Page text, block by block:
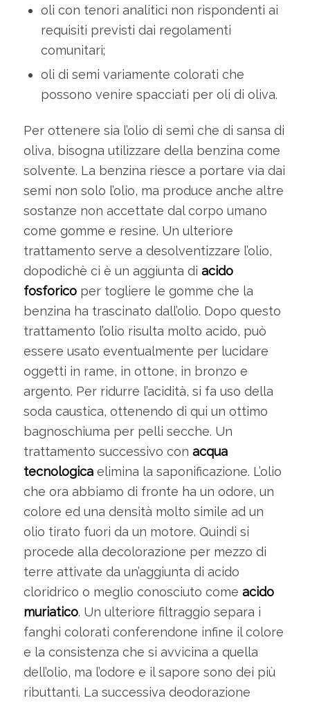
oli con tenori analitici non rispondenti ai
requisiti previsti dai regolamenti
comunitari;
oli di semi variamente colorati che
possono venire spacciati per oli di oliva.
Per ottenere sia l’olio di semi che di sansa di
oliva, bisogna utilizzare della benzina come
solvente. La benzina riesce a portare via dai
semi non solo l’olio, ma produce anche altre
sostanze non accettate dal corpo umano
come gomme e resine. Un ulteriore
trattamento serve a desolventizzare l’olio,
dopodichè ci è un aggiunta di acido
fosforicoper togliere le gomme che la
benzina ha trascinato dall’olio. Dopo questo
trattamento l’olio risulta molto acido, può
essere usato eventualmente per lucidare
oggetti in rame, in ottone, in bronzo e
argento. Per ridurre l’acidità, si fa uso della
soda caustica, ottenendo di qui un ottimo
bagnoschiuma per pelli secche. Un
trattamento successivo con acqua
tecnologicaelimina la saponificazione. L’olio
che ora abbiamo di fronte ha un odore, un
colore ed una densità molto simile ad un
olio tirato fuori da un motore. Quindi si
procede alla decolorazione per mezzo di
terre attivate da un’aggiunta di acido
cloridrico o meglio conosciuto come acido
muriatico. Un ulteriore filtraggio separa i
fanghi colorati conferendone infine il colore
e la consistenza che si avvicina a quella
dell’olio, ma l’odore e il sapore sono dei più
ributtanti. La successiva deodorazione